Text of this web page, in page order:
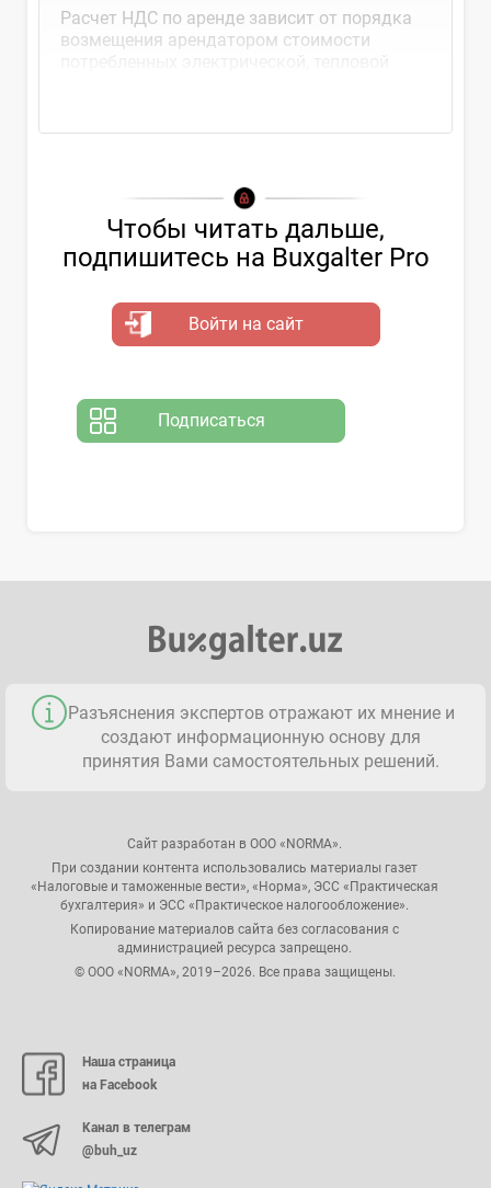
Расчет НДС по аренде зависит от порядка
возмещения арендатором стоимости
Чтобы читать дальше,
подпишитесь на Buxgalter Pro
Войти на сайт
Подписаться
Разъяснения экспертов отражают их мнение и
создают информационную основу для
принятия Вами самостоятельных решений.
Сайт разработан в ООО «NORMA».
При создании контента использовались материалы газет
«Налоговые и таможенные вести», «Норма», ЭСС «Практическая
бухгалтерия» и ЭСС «Практическое налогообложение».
Копирование материалов сайта без согласования с
администрацией ресурса запрещено.
© ООО «NORMA», 2019–2026. Все права защищены.
Наша страница
на Facebook
Канал в телеграм
@buh_uz